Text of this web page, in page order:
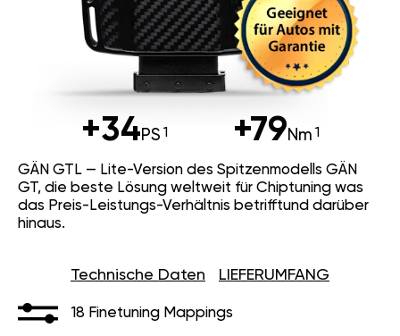
+34PS +79Nm
GÄN GTL — Lite-Version des Spitzenmodells GÄN
GT, die beste Lösung weltweit für Chiptuning was
das Preis-Leistungs-Verhältnis betrifftund darüber
hinaus.
Technische Daten LIEFERUMFANG
18 Finetuning Mappings